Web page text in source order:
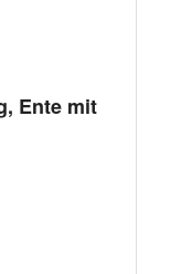
Ente mit